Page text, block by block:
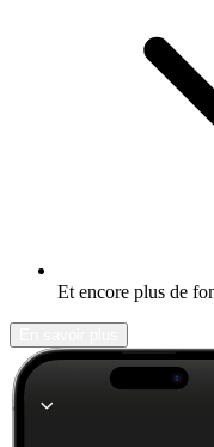
Et encore plus de